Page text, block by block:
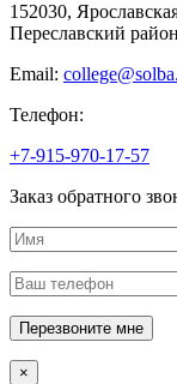
152030,
Переславский
Email:
Телефон:
+7-915-970-17-57
Заказ обратного
×